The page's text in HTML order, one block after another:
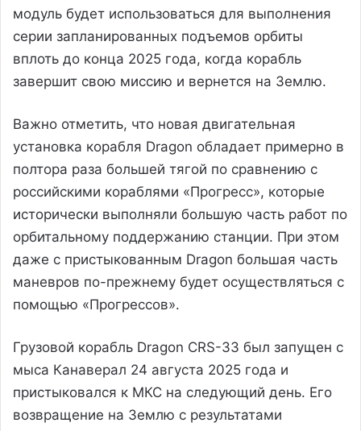
модуль будет использоваться для выполнения
серии запланированных подъемов орбиты
вплоть до конца 2025 года, когда корабль
завершит свою миссию и вернется на Землю.
Важно отметить, что новая двигательная
установка корабля Dragon обладает примерно в
полтора раза большей тягой по сравнению с
российскими кораблями «Прогресс», которые
исторически выполняли большую часть работ по
орбитальному поддержанию станции. При этом
даже с пристыкованным Dragon большая часть
маневров по-прежнему будет осуществляться с
помощью «Прогрессов».
Грузовой корабль Dragon CRS-33 был запущен с
мыса Канаверал 24 августа 2025 года и
пристыковался к МКС на следующий день. Его
возвращение на Землю с результатами